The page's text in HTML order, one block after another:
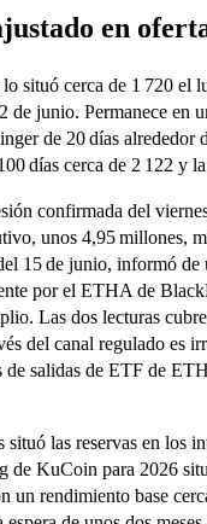
en
situó cerca de 1 720 el
junio. Permanece en
de 20 días alrededor
días cerca de 2 122 y
confirmada del
unos 4,95 millones,
15 de junio, informó de
por el ETHA de
Las dos lecturas
del canal regulado es
salidas de ETF de
las reservas en los
de KuCoin para 2026
rendimiento base